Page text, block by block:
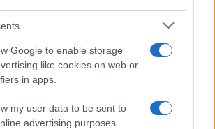
Google to enable storage
like cookies on web or
in apps.
my user data to be sent to
advertising purposes.
αγορά, γιατί ετοιμάζομαι να
να αρχίσω σοβαρό διάβασμα για το
να μην δουλεύουμε με ελληνικά εργαλεία?
πολίτη, όχι μόνο τον δημόσιο υπάλληλο.